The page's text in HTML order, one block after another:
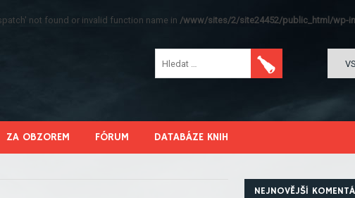
not found or invalid function name in /www/sites/2/site24452/public_html/wp-
ZA OBZOREM FÓRUM DATABÁZE KNIH
NEJNOVĚJŠÍ